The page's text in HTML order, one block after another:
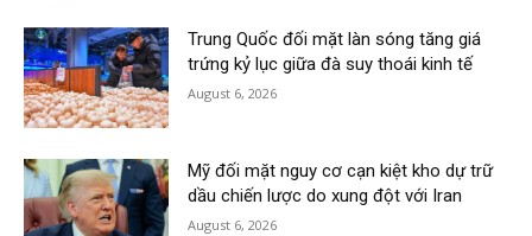
Trung Quốc đối mặt làn sóng tăng giá
trứng kỷ lục giữa đà suy thoái kinh tế
August 6, 2026
Mỹ đối mặt nguy cơ cạn kiệt kho dự trữ
dầu chiến lược do xung đột với Iran
August 6, 2026